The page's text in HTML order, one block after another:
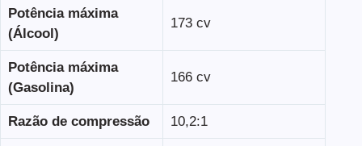
Potência máxima
(Álcool)
173 cv
Potência máxima
(Gasolina)
166 cv
Razão de compressão 10,2:1